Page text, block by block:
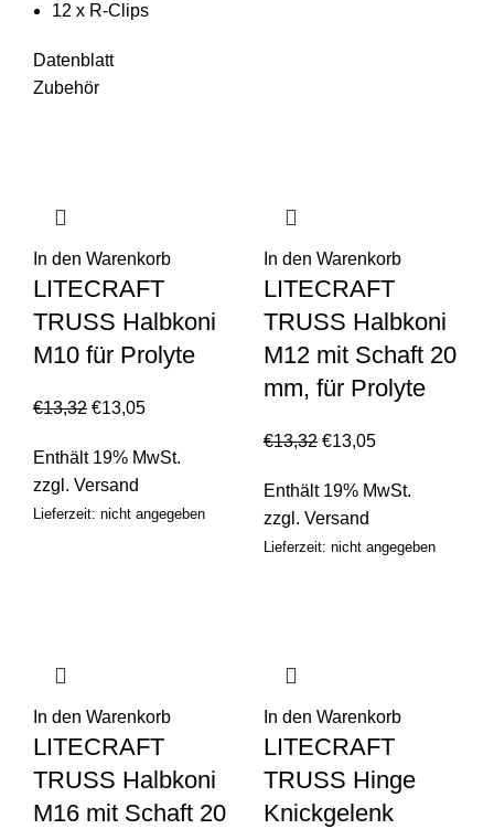
12 x R-Clips
Datenblatt
Zubehör
In den Warenkorb
LITECRAFT
TRUSS Halbkoni
M10 für Prolyte
€13,32 €13,05
Enthält 19% MwSt.
zzgl. Versand
Lieferzeit: nicht angegeben
In den Warenkorb
LITECRAFT
TRUSS Halbkoni
M12 mit Schaft 20
mm, für Prolyte
€13,32 €13,05
Enthält 19% MwSt.
zzgl. Versand
Lieferzeit: nicht angegeben
In den Warenkorb
LITECRAFT
TRUSS Halbkoni
M16 mit Schaft 20
In den Warenkorb
LITECRAFT
TRUSS Hinge
Knickgelenk